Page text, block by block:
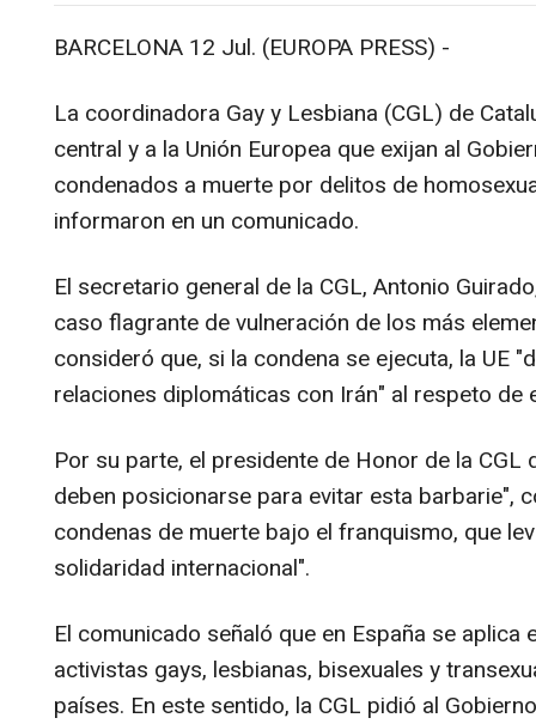
BARCELONA 12 Jul. (EUROPA PRESS) -
La coordinadora Gay y Lesbiana (CGL) de
central y a la Unión Europea que exijan al
condenados a muerte por delitos de
informaron en un comunicado.
El secretario general de la CGL, Antonio
caso flagrante de vulneración de los más
consideró que, si la condena se ejecuta, la UE
relaciones diplomáticas con Irán" al respeto de
Por su parte, el presidente de Honor de la
deben posicionarse para evitar esta barbarie",
condenas de muerte bajo el franquismo, que
solidaridad internacional".
El comunicado señaló que en España se aplica
activistas gays, lesbianas, bisexuales y
países. En este sentido, la CGL pidió al